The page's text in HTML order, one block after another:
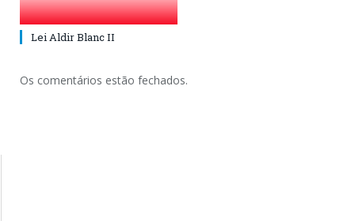
Lei Aldir Blanc II
Os comentários estão fechados.